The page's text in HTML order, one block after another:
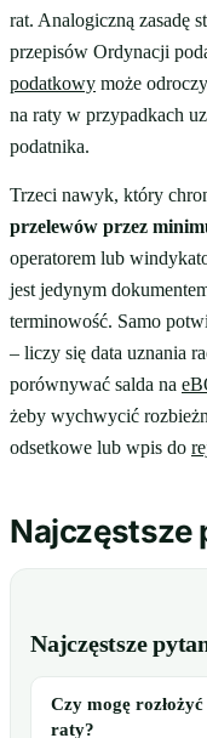
rat. Analogiczną zasadę
przepisów Ordynacji
podatkowy może
na raty w przypadkach
podatnika.
Trzeci nawyk, który
przelewów przez
operatorem lub
jest jedynym
terminowość. Samo
– liczy się data uznania
porównywać salda na
żeby wychwycić
odsetkowe lub wpis do
Najczęstsze
Najczęstsze
Czy mogę
raty?